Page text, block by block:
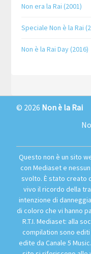
Non era la Rai (2001)
Speciale Non è la Rai
Non è la Rai Day (2016)
© 2026 Non è la Rai
Questo non è un sito
con Mediaset e
svolto. È stato creato
vivo il ricordo della
intenzione di
di coloro che vi hanno
R.T.I. Mediaset: alla
compilation sono editi
edite da Canale 5